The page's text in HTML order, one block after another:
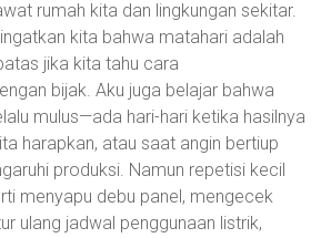
rumah kita dan lingkungan sekitar.
kita bahwa matahari adalah
jika kita tahu cara
bijak. Aku juga belajar bahwa
mulus—ada hari-hari ketika hasilnya
harapkan, atau saat angin bertiup
produksi. Namun repetisi kecil
menyapu debu panel, mengecek
ulang jadwal penggunaan listrik,